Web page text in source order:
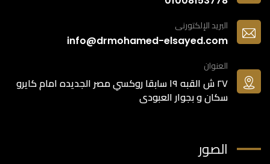
البريد الإلكتورنى
info@drmohamed-elsayed.com
العنوان
٢٧ ش القبه ١٩ سابقا روكسي مصر الجديده امام كايرو
سكان و بجوار العبودى
الصور